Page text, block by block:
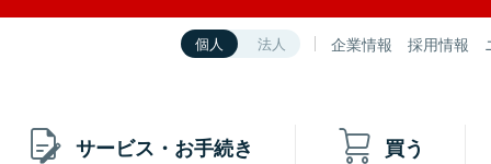
個人 法人 企業情報 採用情報
サービス・お手続き 買う